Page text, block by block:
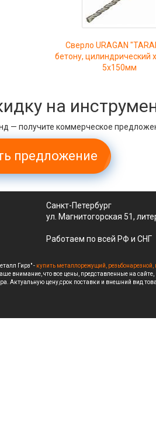
Сверло URAGAN
бетону, цилиндрический
5х150мм
на
— получите коммерческое
предложение
Санкт-Петербург
ул. Магнитогорская 51,
Работаем по всей РФ и СНГ
Гирз" - купить металлорежущий,
внимание, что все цены, представленные на
Актуальную цену,срок поставки и внешний вид